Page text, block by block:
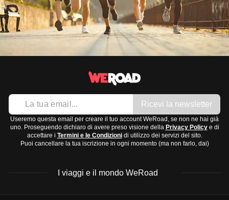
Ricevi la newsletter
Useremo questa email per creare il tuo account WeRoad, se non ne hai già
uno. Proseguendo dichiaro di avere preso visione della Privacy Policye di
accettare i Termini e le Condizionidi utilizzo dei servizi del sito.
Puoi cancellare la tua iscrizione in ogni momento (ma non farlo, dai)
I viaggi e il mondo WeRoad